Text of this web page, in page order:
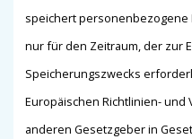
speichert
nur für den Zeitraum, der zur
Speicherungszwecks
Europäischen Richtlinien-
anderen Gesetzgeber in